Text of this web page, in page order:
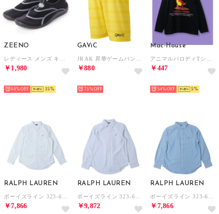
ZEENO
￥1,980
60% 15
GAViC
￥880
75%
Mac-House
￥447
54% 5
RALPH LAUREN
￥7,866
RALPH LAUREN
￥9,872
RALPH LAUREN
￥7,866